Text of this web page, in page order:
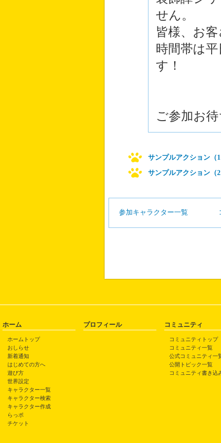
せん。
皆様、お
時間帯は
す！
ご参加お
サンプルアクション（
サンプルアクション（
参加キャラクター一覧
ホーム
ホームトップ
おしらせ
新着通知
はじめての方へ
遊び方
世界設定
キャラクター一覧
キャラクター検索
キャラクター作成
らっポ
チケット
プロフィール コミュニティ
コミュニティトップ
コミュニティ一覧
公式コミュニティ一
公開トピック一覧
コミュニティ書き込